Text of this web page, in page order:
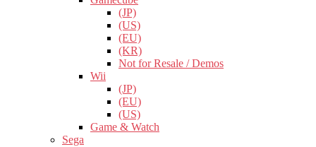
(JP)
(US)
(EU)
(KR)
Not for Resale / Demos
Wii
(JP)
(EU)
(US)
Game & Watch
Sega